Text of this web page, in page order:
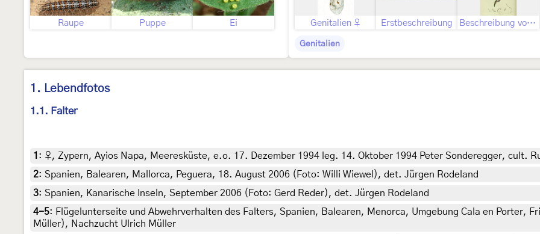
Raupe Puppe Ei Genitalien ♀ Erstbeschreibung Beschreibung von John Curtis als Deiopeia pulchra
Genitalien
1. Lebendfotos
1.1. Falter
1 : ♀, Zypern, Ayios Napa, Meeresküste, e.o. 17. Dezember 1994 leg. 14. Oktober 1994 Peter Sonderegger, cult.
2: Spanien, Balearen, Mallorca, Peguera, 18. August 2006 (Foto: Willi Wiewel), det. Jürgen Rodeland
3: Spanien, Kanarische Inseln, September 2006 (Foto: Gerd Reder), det. Jürgen Rodeland
4-5: Flügelunterseite und Abwehrverhalten des Falters, Spanien, Balearen, Menorca, Umgebung Cala en Porter,
Müller), Nachzucht Ulrich Müller